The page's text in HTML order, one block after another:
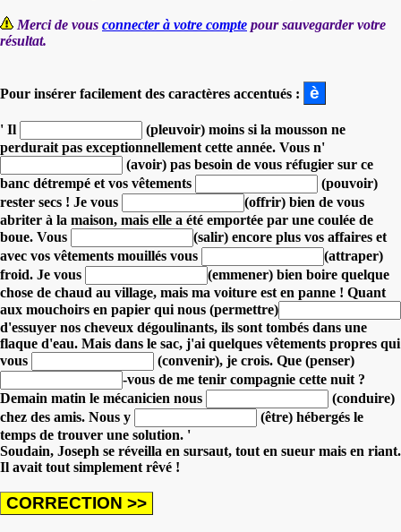
Merci de vous connecter à votre compte pour sauvegarder votre
résultat.
Pour insérer facilement des caractères accentués :
' Il
(pleuvoir) moins si la mousson ne
perdurait pas exceptionnellement cette année. Vous n'
(avoir) pas besoin de vous réfugier sur ce
banc détrempé et vos vêtements
(pouvoir)
rester secs ! Je vous
(offrir) bien de vous
abriter à la maison, mais elle a été emportée par une coulée de
boue. Vous
(salir) encore plus vos affaires et
avec vos vêtements mouillés vous
(attraper)
froid. Je vous
(emmener) bien boire quelque
chose de chaud au village, mais ma voiture est en panne ! Quant
aux mouchoirs en papier qui nous (permettre)
d'essuyer nos cheveux dégoulinants, ils sont tombés dans une
flaque d'eau. Mais dans le sac, j'ai quelques vêtements propres qui
vous
(convenir), je crois. Que (penser)
-vous de me tenir compagnie cette nuit ?
Demain matin le mécanicien nous
(conduire)
chez des amis. Nous y
(être) hébergés le
temps de trouver une solution. '
Soudain, Joseph se réveilla en sursaut, tout en sueur mais en riant.
Il avait tout simplement rêvé !